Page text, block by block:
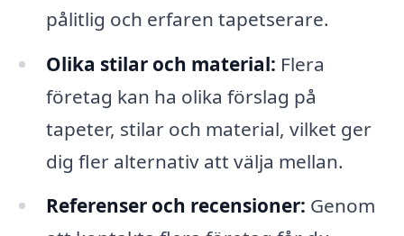
pålitlig och erfaren tapetserare.
Olika stilar och material: Flera
företag kan ha olika förslag på
tapeter, stilar och material, vilket ger
dig fler alternativ att välja mellan.
Referenser och recensioner: Genom